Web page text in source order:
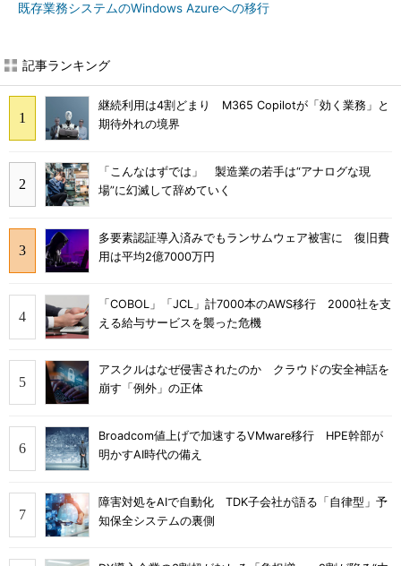
既存業務システムのWindows Azureへの移行
記事ランキング
継続利用は4割どまり M365 Copilotが「効く業務」と
期待外れの境界
「こんなはずでは」 製造業の若手は“アナログな現
場”に幻滅して辞めていく
多要素認証導入済みでもランサムウェア被害に 復旧費
用は平均2億7000万円
「COBOL」「JCL」計7000本のAWS移行 2000社を支
える給与サービスを襲った危機
アスクルはなぜ侵害されたのか クラウドの安全神話を
崩す「例外」の正体
Broadcom値上げで加速するVMware移行 HPE幹部が
明かすAI時代の備え
障害対処をAIで自動化 TDK子会社が語る「自律型」予
知保全システムの裏側